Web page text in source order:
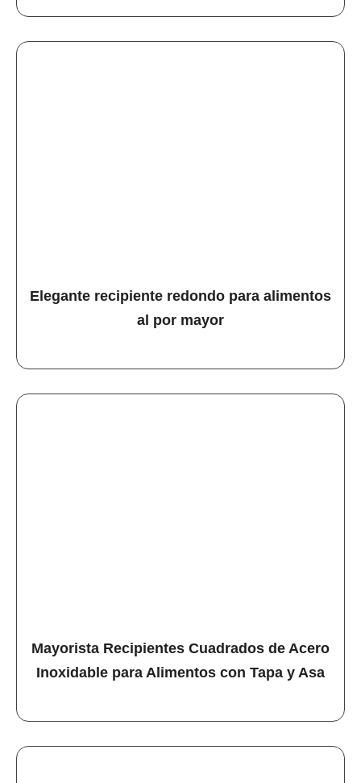
Elegante recipiente redondo para alimentos
al por mayor
Mayorista Recipientes Cuadrados de Acero
Inoxidable para Alimentos con Tapa y Asa